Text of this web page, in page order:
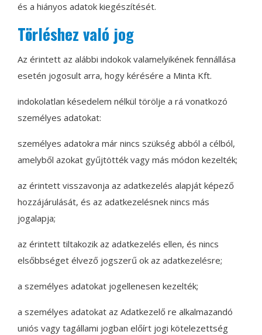
és a hiányos adatok kiegészítését.
Törléshez való jog
Az érintett az alábbi indokok valamelyikének fennállása
esetén jogosult arra, hogy kérésére a Minta Kft.
indokolatlan késedelem nélkül törölje a rá vonatkozó
személyes adatokat:
személyes adatokra már nincs szükség abból a célból,
amelyből azokat gyűjtötték vagy más módon kezelték;
az érintett visszavonja az adatkezelés alapját képező
hozzájárulását, és az adatkezelésnek nincs más
jogalapja;
az érintett tiltakozik az adatkezelés ellen, és nincs
elsőbbséget élvező jogszerű ok az adatkezelésre;
a személyes adatokat jogellenesen kezelték;
a személyes adatokat az Adatkezelő re alkalmazandó
uniós vagy tagállami jogban előírt jogi kötelezettség